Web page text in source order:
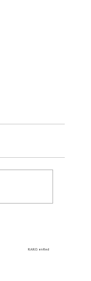
R.A.R.O. en Red